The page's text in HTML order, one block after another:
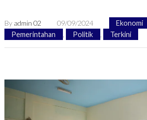
By admin 02 09/09/2024 Ekonomi
Pemerintahan
Politik Terkini